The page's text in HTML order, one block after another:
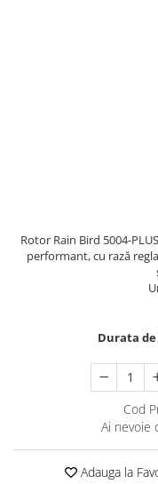
Rotor Rain Bird 5004-
performant, cu rază
Durata
Cod
Ai nevoie
Adauga la